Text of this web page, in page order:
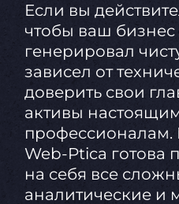
Если вы
чтобы ваш бизнес
генерировал
зависел от
доверить свои
активы
Web-Ptica готова
на себя все
аналитические и